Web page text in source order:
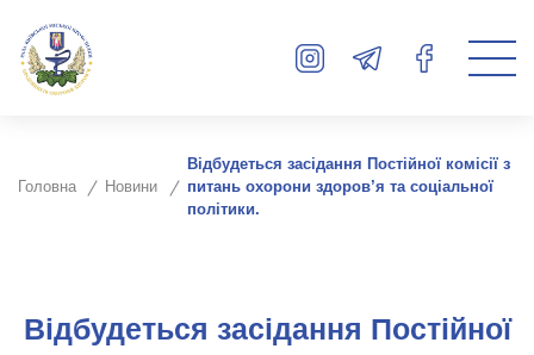
Головна Новини
Відбудеться засідання Постійної комісії з
питань охорони здоров’я та соціальної
політики.
Відбудеться засідання Постійної